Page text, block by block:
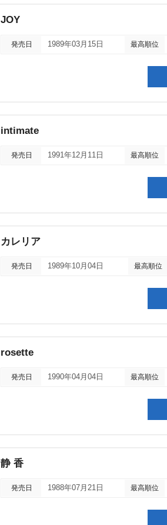
JOY
発売日 1989年03月15日 最高順位
intimate
発売日 1991年12月11日 最高順位
カレリア
発売日 1989年10月04日 最高順位
rosette
発売日 1990年04月04日 最高順位
静 香
発売日 1988年07月21日 最高順位